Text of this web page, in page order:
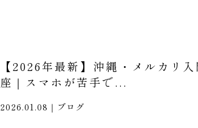
【2026年最新】沖縄・メルカリ
座｜スマホが苦手で...
2026.01.08｜ ブログ